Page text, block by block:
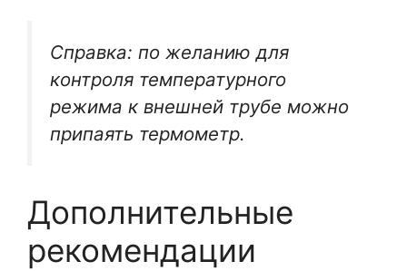
Справка: по желанию для
контроля температурного
режима к внешней трубе можно
припаять термометр.
Дополнительные
рекомендации